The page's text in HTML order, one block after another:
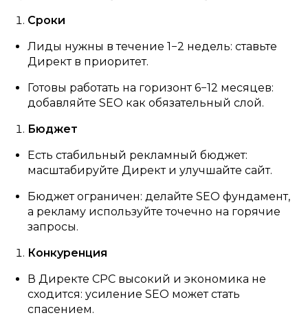
Сроки
Лиды нужны в течение 1−2 недель: ставьте
Директ в приоритет.
Готовы работать на горизонт 6−12 месяцев:
добавляйте SEO как обязательный слой.
Бюджет
Есть стабильный рекламный бюджет:
масштабируйте Директ и улучшайте сайт.
Бюджет ограничен: делайте SEO фундамент,
а рекламу используйте точечно на горячие
запросы.
Конкуренция
В Директе CPC высокий и экономика не
сходится: усиление SEO может стать
спасением.